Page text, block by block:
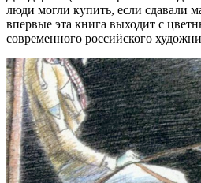
люди могли купить, если сдавали
впервые эта книга выходит с
современного российского